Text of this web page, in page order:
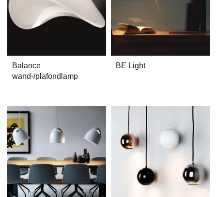
Balance
wand-/plafondlamp
BE Light